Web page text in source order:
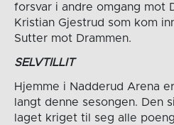
forsvar i andre omgang mot
Kristian Gjestrud som kom
Sutter mot Drammen.
SELVTILLIT
Hjemme i Nadderud Arena
langt denne sesongen. Den
laget kriget til seg alle